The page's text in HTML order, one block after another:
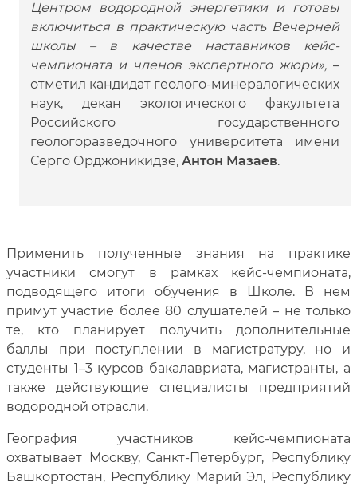
Центром водородной энергетики и готовы
включиться в практическую часть Вечерней
школы – в качестве наставников кейс-
чемпионата и членов экспертного жюри», –
отметил кандидат геолого-минералогических
наук,
декан экологического факультета
Российского государственного
геологоразведочного университета имени
Серго Орджоникидзе, Антон Мазаев.
Применить полученные знания на практике
участники смогут в рамках кейс-чемпионата,
подводящего итоги обучения в Школе. В нем
примут участие более 80 слушателей – не только
те, кто планирует получить дополнительные
баллы при поступлении в магистратуру, но и
студенты 1–3 курсов бакалавриата, магистранты, а
также действующие специалисты предприятий
водородной отрасли.
География участников кейс-чемпионата
охватывает Москву, Санкт-Петербург, Республику
Башкортостан, Республику Марий Эл, Республику